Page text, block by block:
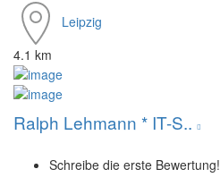
Leipzig
4.1 km
Ralph Lehmann * IT-S..
Schreibe die erste Bewertung!